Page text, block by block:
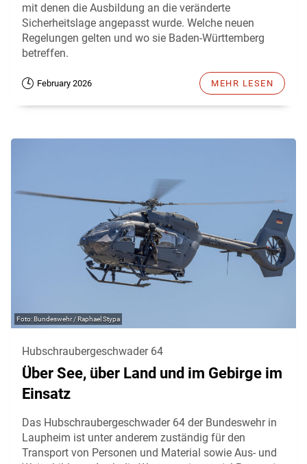
mit denen die Ausbildung an die veränderte
Sicherheitslage angepasst wurde. Welche neuen
Regelungen gelten und wo sie Baden-Württemberg
betreffen.
February 2026 MEHR LESEN
Bundeswehr / Raphael Stypa
Hubschraubergeschwader 64
Über See, über Land und im Gebirge im
Einsatz
Das Hubschraubergeschwader 64 der Bundeswehr in
Laupheim ist unter anderem zuständig für den
Transport von Personen und Material sowie Aus- und